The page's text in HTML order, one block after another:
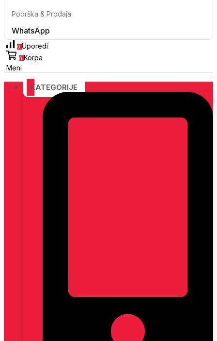
Podrška & Prodaja
WhatsApp
0 Uporedi
0 Korpa
Meni
KATEGORIJE